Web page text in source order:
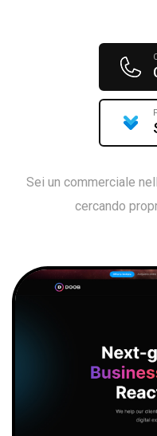
Sei un commerciale
cercando